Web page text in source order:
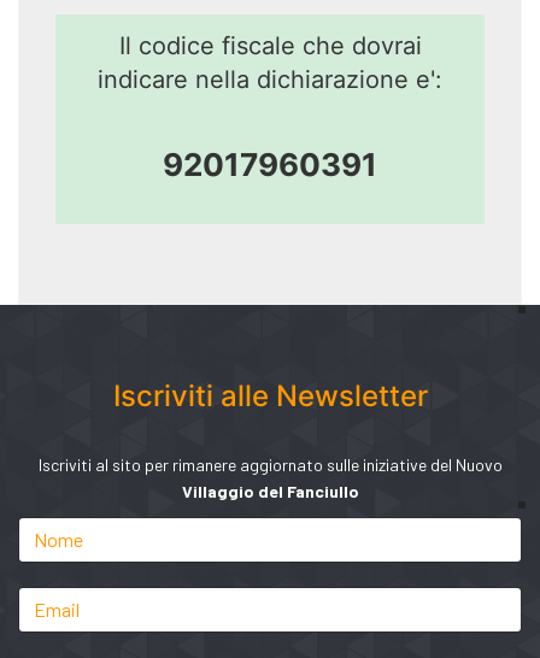
Il codice fiscale che dovrai
indicare nella dichiarazione e':
92017960391
Iscriviti alle Newsletter
Iscriviti al sito per rimanere aggiornato sulle iniziative del Nuovo
Villaggio del Fanciullo